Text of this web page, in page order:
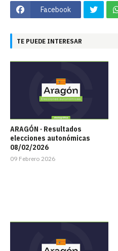
Facebook
TE PUEDE INTERESAR
ARAGÓN · Resultados
elecciones autonómicas
08/02/2026
09 Febrero 2026